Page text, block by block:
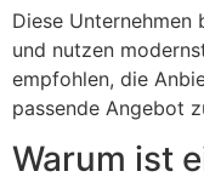
Diese Unternehmen
und nutzen
empfohlen, die
passende Angebot
Warum ist